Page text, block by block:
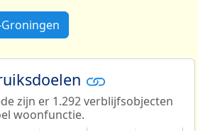
zijn er 1.292 verblijfsobjecten
woonfunctie.